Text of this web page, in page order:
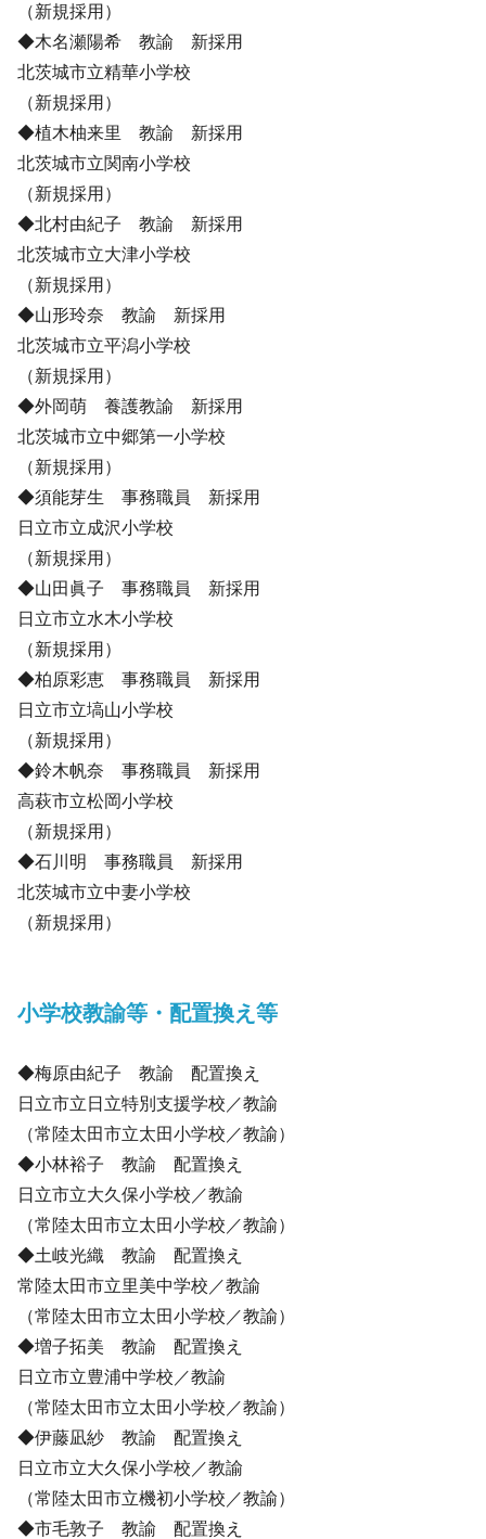
（新規採用）
◆木名瀬陽希 教諭 新採用
北茨城市立精華小学校
（新規採用）
◆植木柚来里 教諭 新採用
北茨城市立関南小学校
（新規採用）
◆北村由紀子 教諭 新採用
北茨城市立大津小学校
（新規採用）
◆山形玲奈 教諭 新採用
北茨城市立平潟小学校
（新規採用）
◆外岡萌 養護教諭 新採用
北茨城市立中郷第一小学校
（新規採用）
◆須能芽生 事務職員 新採用
日立市立成沢小学校
（新規採用）
◆山田眞子 事務職員 新採用
日立市立水木小学校
（新規採用）
◆柏原彩恵 事務職員 新採用
日立市立塙山小学校
（新規採用）
◆鈴木帆奈 事務職員 新採用
高萩市立松岡小学校
（新規採用）
◆石川明 事務職員 新採用
北茨城市立中妻小学校
（新規採用）
小学校教諭等・配置換え等
◆梅原由紀子 教諭 配置換え
日立市立日立特別支援学校／教諭
（常陸太田市立太田小学校／教諭）
◆小林裕子 教諭 配置換え
日立市立大久保小学校／教諭
（常陸太田市立太田小学校／教諭）
◆土岐光織 教諭 配置換え
常陸太田市立里美中学校／教諭
（常陸太田市立太田小学校／教諭）
◆増子拓美 教諭 配置換え
日立市立豊浦中学校／教諭
（常陸太田市立太田小学校／教諭）
◆伊藤凪紗 教諭 配置換え
日立市立大久保小学校／教諭
（常陸太田市立機初小学校／教諭）
◆市毛敦子 教諭 配置換え